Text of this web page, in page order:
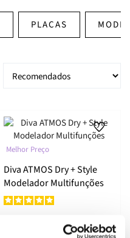
PLACAS
Melhor Preço
Diva ATMOS Dry + Style
Modelador Multifunções
426. PVPR